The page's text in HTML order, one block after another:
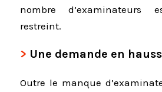
nombre d’examinateurs
restreint.
Une demande en
Outre le manque